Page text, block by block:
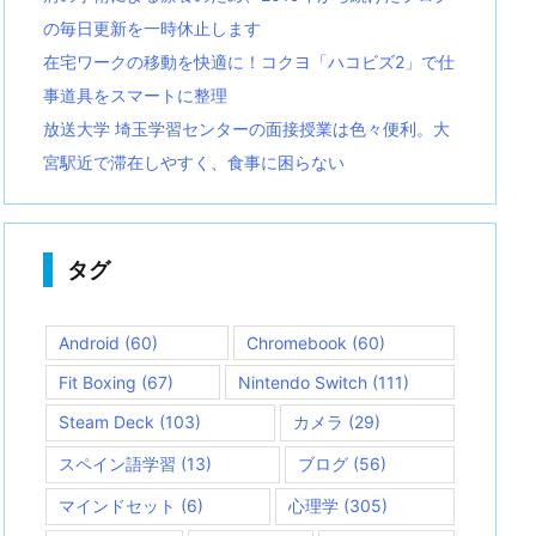
の毎日更新を一時休止します
在宅ワークの移動を快適に！コクヨ「ハコビズ2」で仕
事道具をスマートに整理
放送大学 埼玉学習センターの面接授業は色々便利。大
宮駅近で滞在しやすく、食事に困らない
タグ
Android (60) Chromebook (60)
Fit Boxing (67) Nintendo Switch(111)
Steam Deck (103) カメラ (29)
スペイン語学習 (13) ブログ (56)
マインドセット (6) 心理学 (305)